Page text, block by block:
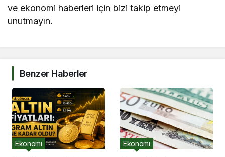
ve ekonomi haberleri için bizi takip etmeyi
unutmayın.
Benzer Haberler
Ekonomi Ekonomi